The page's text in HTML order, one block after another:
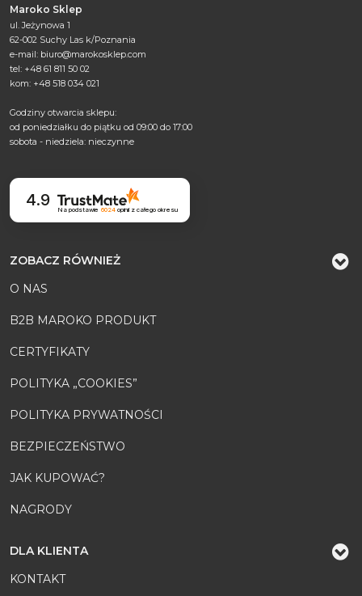
Maroko Sklep
ul. Jeżynowa 1
62-002 Suchy Las k/Poznania
e-mail: biuro@marokosklep.com
tel: +48 61 811 50 02
kom: +48 518 034 021
Godziny otwarcia sklepu:
od poniedziałku do piątku od 09:00 do 17:00
sobota - niedziela: nieczynne
4.9
Na podstawie 6024opinii z całego okresu
ZOBACZ RÓWNIEŻ
O NAS
B2B MAROKO PRODUKT
CERTYFIKATY
POLITYKA „COOKIES”
POLITYKA PRYWATNOŚCI
BEZPIECZEŃSTWO
JAK KUPOWAĆ?
NAGRODY
DLA KLIENTA
KONTAKT